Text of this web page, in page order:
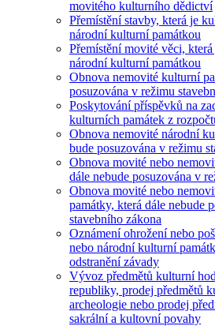
movitého kulturního dědictví
Přemístění stavby, která je
národní kulturní památkou
Přemístění movité věci,
národní kulturní památkou
Obnova nemovité kulturní
posuzována v režimu
Poskytování příspěvků na
kulturních památek z
Obnova nemovité národní
bude posuzována v režimu
Obnova movité nebo
dále nebude posuzována v
Obnova movité nebo
památky, která dále nebude
stavebního zákona
Oznámení ohrožení nebo
nebo národní kulturní
odstranění závady
Vývoz předmětů kulturní
republiky, prodej předmětů
archeologie nebo prodej
sakrální a kultovní povahy